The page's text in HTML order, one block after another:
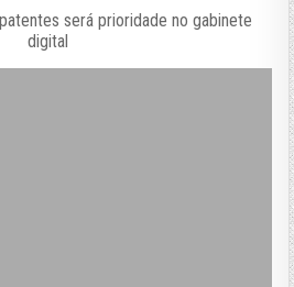
será prioridade no gabinete
digital